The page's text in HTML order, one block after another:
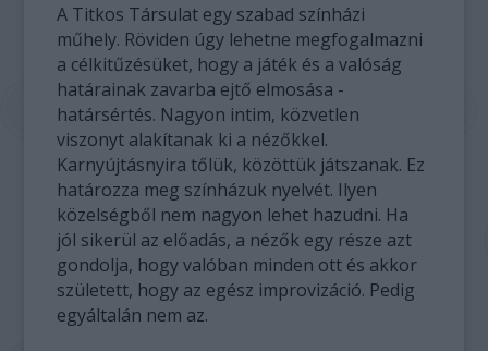
A Titkos Társulat egy szabad színházi
műhely. Röviden úgy lehetne megfogalmazni
a célkitűzésüket, hogy a játék és a valóság
határainak zavarba ejtő elmosása -
határsértés. Nagyon intim, közvetlen
viszonyt alakítanak ki a nézőkkel.
Karnyújtásnyira tőlük, közöttük játszanak. Ez
határozza meg színházuk nyelvét. Ilyen
közelségből nem nagyon lehet hazudni. Ha
jól sikerül az előadás, a nézők egy része azt
gondolja, hogy valóban minden ott és akkor
született, hogy az egész improvizáció. Pedig
egyáltalán nem az.